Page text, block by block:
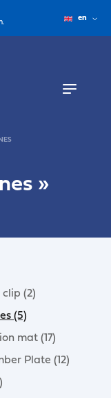
en
»
(2)
(5)
mat (17)
Plate (12)